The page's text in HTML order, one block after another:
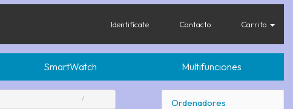
Identifícate Contacto Carrito
SmartWatch Multifunciones
Ordenadores